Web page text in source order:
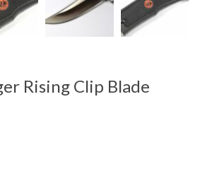
Rising Clip Blade